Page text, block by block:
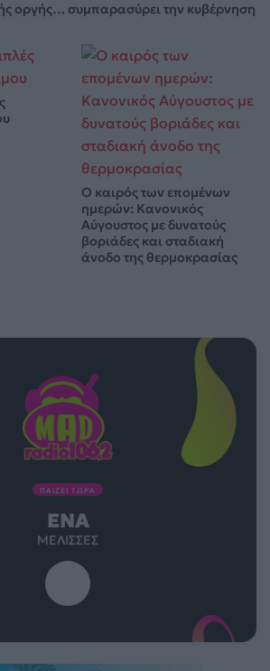
οργής… συμπαρασύρει την κυβέρνηση
Ο καιρός των επομένων
ημερών: Κανονικός
Αύγουστος με δυνατούς
βοριάδες και σταδιακή
άνοδο της θερμοκρασίας
ΠΑΙΖΕΙ ΤΩΡΑ
ΈΝΑ
ΜΈΛΙΣΣΕΣ